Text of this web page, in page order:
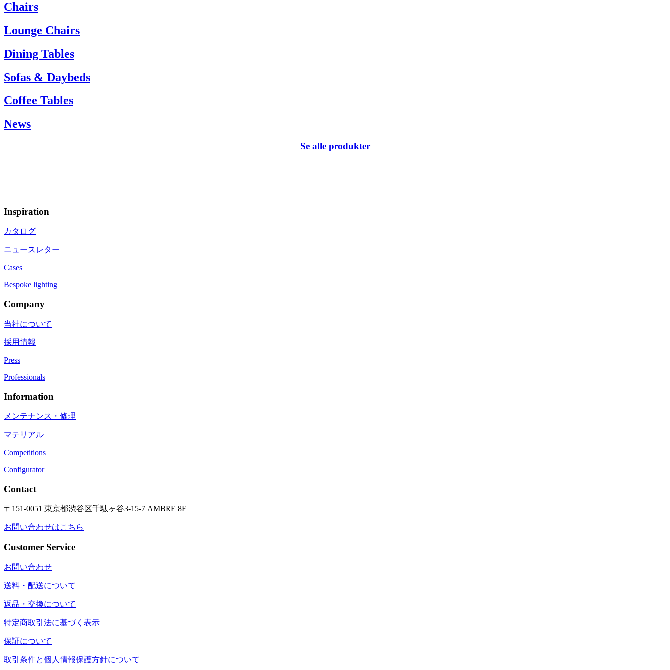
info@carlhansen.dk
Chairs
Lounge Chairs
Dining Tables
Sofas & Daybeds
Coffee Tables
News
Se alle produkter
Inspiration
カタログ
ニュースレター
Cases
Bespoke lighting
Company
当社について
採用情報
Press
Professionals
Information
メンテナンス・修理
マテリアル
Competitions
Configurator
Contact
〒151-0051 東京都渋谷区千駄ヶ谷3-15-7 AMBRE 8F
お問い合わせはこちら
Customer Service
お問い合わせ
送料・配送について
返品・交換について
特定商取引法に基づく表示
保証について
取引条件と個人情報保護方針について